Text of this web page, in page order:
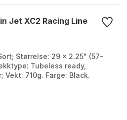
Jet XC2 Racing Line
Størrelse: 29 x 2.25" (57-
Tubeless ready,
Vekt: 710g. Farge: Black.